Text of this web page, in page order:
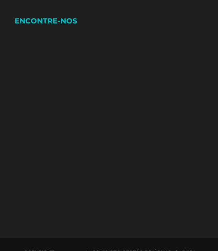
ENCONTRE-NOS